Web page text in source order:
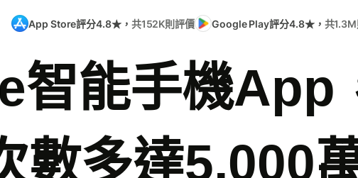
App Store評分4.8★， 共152K則評價 Google Play評分4.8★， 共
智能手機App
數多達5,000